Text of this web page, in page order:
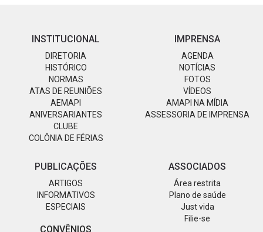
INSTITUCIONAL
DIRETORIA
HISTÓRICO
NORMAS
ATAS DE REUNIÕES
AEMAPI
ANIVERSARIANTES
CLUBE
COLÔNIA DE FÉRIAS
IMPRENSA
AGENDA
NOTÍCIAS
FOTOS
VÍDEOS
AMAPI NA MÍDIA
ASSESSORIA DE IMPRENSA
PUBLICAÇÕES
ARTIGOS
INFORMATIVOS
ESPECIAIS
CONVÊNIOS
ASSOCIADOS
Área restrita
Plano de saúde
Just vida
Filie-se